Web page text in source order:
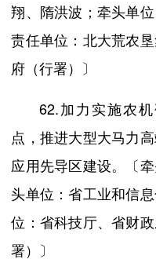
翔、隋洪波；牵头单
责任单位：北大荒农
府（行署）〕
62.加力实施农
点，推进大型大马力
应用先导区建设。〔
头单位：省工业和信
位：省科技厅、省财
署）〕